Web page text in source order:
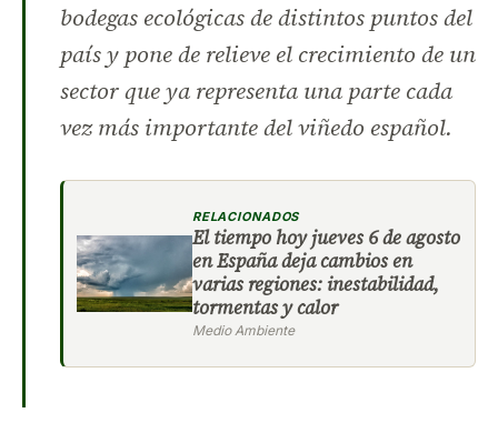
bodegas ecológicas de distintos puntos del
país y pone de relieve el crecimiento de un
sector que ya representa una parte cada
vez más importante del viñedo español.
RELACIONADOS
El tiempo hoy jueves 6 de agosto
en España deja cambios en
varias regiones: inestabilidad,
tormentas y calor
Medio Ambiente